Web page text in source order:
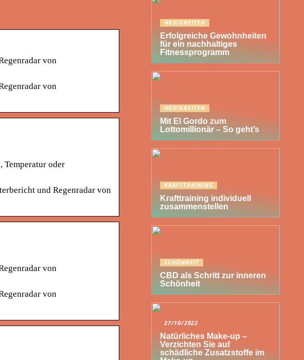
von
von
Temperatur oder
und Regenradar von
von
von
NEUIGKEITEN
Erfolgreiche Gewohnheiten
für ein nachhaltiges
Fitnessprogramm
NEUIGKEITEN
Mit El Gordo zum
Lottomillionär – So geht’s
KRAFTTRAINING
Krafttraining individuell
zusammenstellen
SCHÖNHEIT
CBD als Schritt zur inneren
Schönheit
27/10/2022
Natürliches Make-up –
Verzichten Sie auf
schädliche Zusatzstoffe im